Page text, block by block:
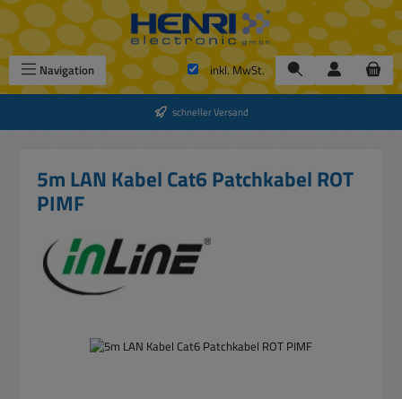
Zum Hauptinhalt springen
Navigation inkl. MwSt.
schneller Versand
5m LAN Kabel Cat6 Patchkabel ROT
PIMF